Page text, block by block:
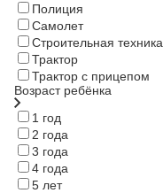
Полиция
Самолет
Строительная техника
Трактор
Трактор с прицепом
Возраст ребёнка
1 год
2 года
3 года
4 года
5 лет